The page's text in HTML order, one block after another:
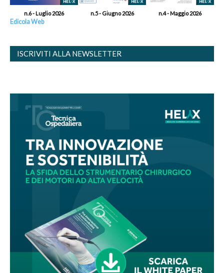
n.6 - Luglio 2026 n.5 - Giugno 2026 n.4 - Maggio 2026
Edicola Web
ISCRIVITI ALLA NEWSLETTER